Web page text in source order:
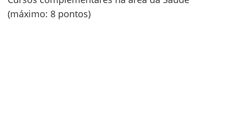
(máximo: 8 pontos)